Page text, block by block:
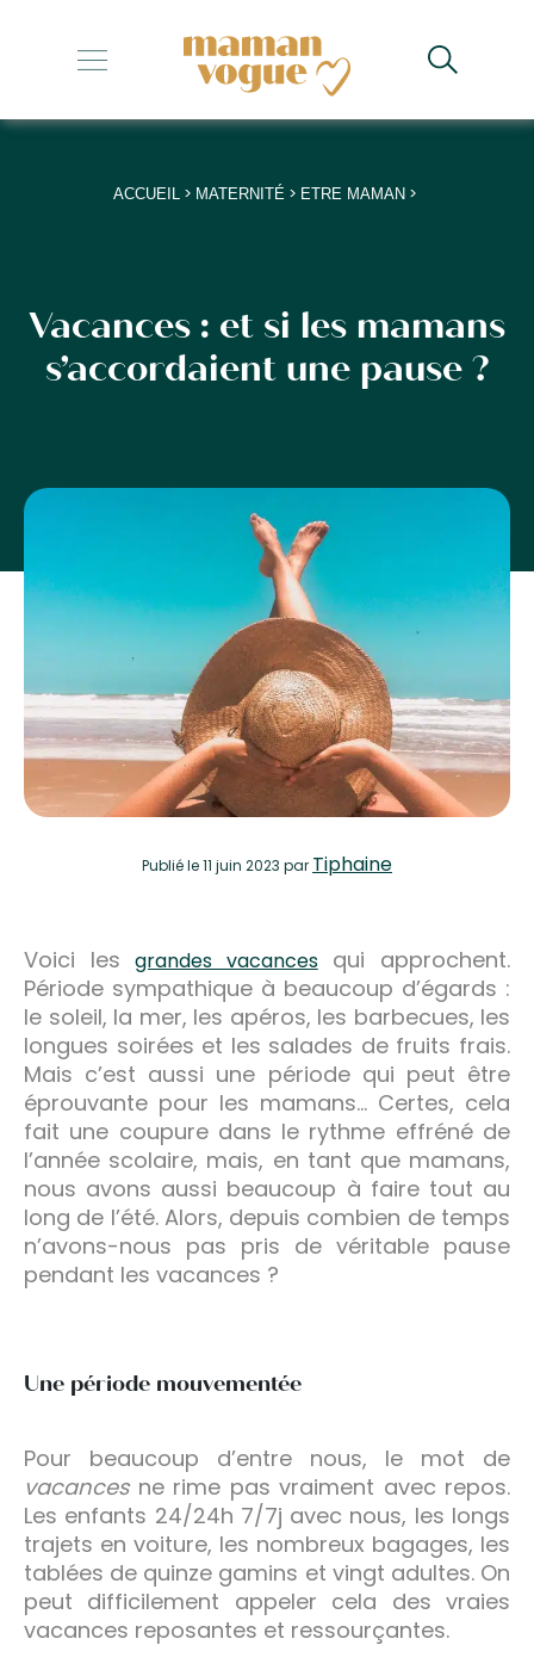
+
+
+
+
ACCUEIL > MATERNITÉ > ETRE MAMAN >
Vacances : et si les mamans
s’accordaient une pause ?
Publiéle 11 juin 2023 par Tiphaine
Voici lesgrandes vacancesqui approchent.
Période sympathique à beaucoup d’égards :
le soleil, la mer, les apéros, les barbecues, les
longues soirées et les salades de fruits frais.
Mais c’est aussi une période qui peut être
éprouvante pour les mamans… Certes, cela
fait une coupure dans le rythme effréné de
l’année scolaire, mais, en tant que mamans,
nous avons aussi beaucoup à faire tout au
long de l’été. Alors, depuis combien de temps
n’avons-nous pas pris de véritable pause
pendant les vacances ?
Une période mouvementée
Pour beaucoup d’entre nous, le mot de
vacances ne rime pas vraiment avec repos.
Les enfants 24/24h 7/7j avec nous, les longs
trajets en voiture, les nombreux bagages, les
tablées de quinze gamins et vingt adultes. On
peut difficilement appeler cela des vraies
vacances reposantes et ressourçantes.